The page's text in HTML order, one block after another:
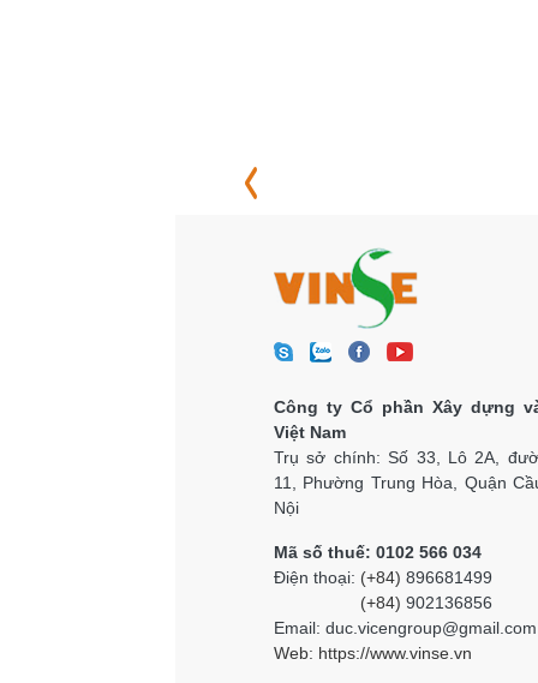
Công ty Cổ phần Xây dựng
Việt Nam
Trụ sở chính: Số 33, Lô 2A,
11, Phường Trung Hòa, Quận
Nội
Mã số thuế: 0102 566 034
Điện thoại: (+84) 896681499
(+84) 902136856
Email: duc.vicengroup@gmail.com
Web: https://www.vinse.vn